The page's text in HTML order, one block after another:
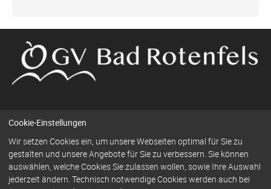
überspringen
Kontakt Impressum Datenschutz
Cookie-Einstellungen
Wir setzen Cookies ein, um unsere Webseiten optimal für Sie zu
gestalten und unsere Angebote für Sie zu verbessern. Sie können
auswählen, welche Cookies Sie zulassen wollen, sowie Ihre Auswahl
jederzeit ändern. Technisch notwendige Cookies werden auch bei